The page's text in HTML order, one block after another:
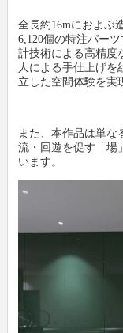
全長約16mにおよぶ
6,120個の特注パー
計技術による高精度
人による手仕上げを
立した空間体験を実
また、本作品は単
流・回遊を促す「場
います。